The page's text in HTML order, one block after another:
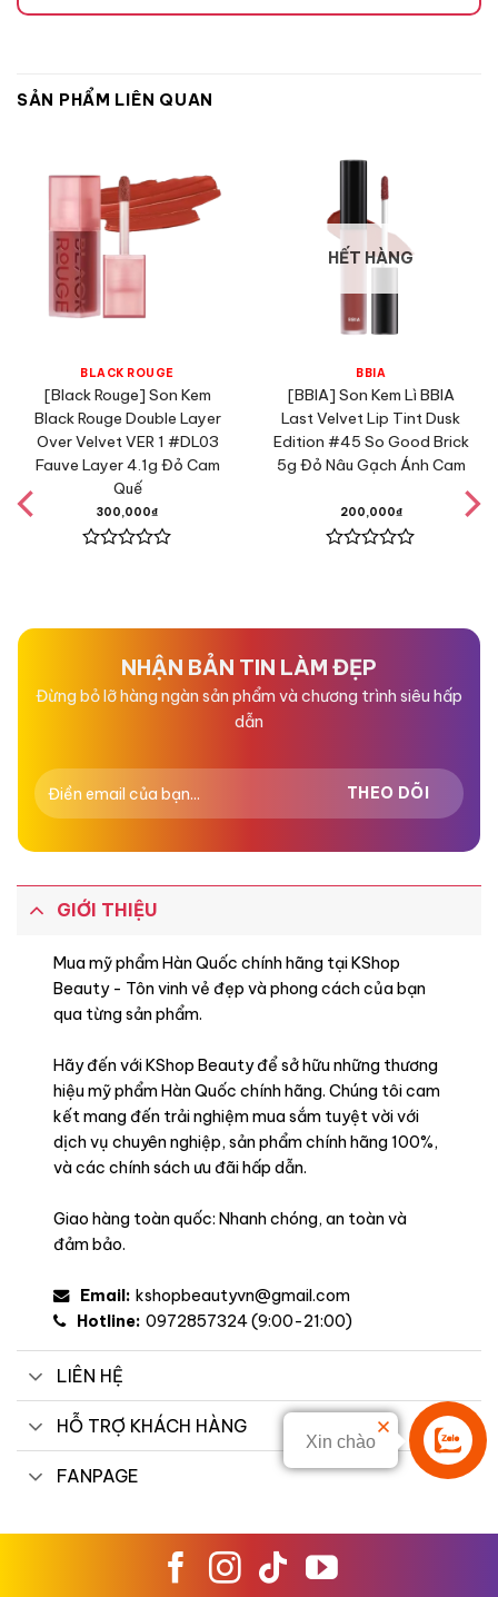
SẢN PHẨM LIÊN QUAN
BLACK ROUGE
[Black Rouge] Son Kem
Black Rouge Double Layer
Over Velvet VER 1 #DL03
Fauve Layer 4.1g Đỏ Cam
Quế
300,000₫
5
HẾT HÀNG
BBIA
[BBIA] Son Kem Lì BBIA
Last Velvet Lip Tint Dusk
Edition #45 So Good Brick
5g Đỏ Nâu Gạch Ánh Cam
200,000₫
5
Liên hệ
Xin chào
NHẬN BẢN TIN LÀM ĐẸP
Đừng bỏ lỡ hàng ngàn sản phẩm và chương trình siêu hấp
dẫn
GIỚI THIỆU
Mua mỹ phẩm Hàn Quốc chính hãng tại KShop
Beauty - Tôn vinh vẻ đẹp và phong cách của bạn
qua từng sản phẩm.
Hãy đến với KShop Beauty để sở hữu những thương
hiệu mỹ phẩm Hàn Quốc chính hãng. Chúng tôi cam
kết mang đến trải nghiệm mua sắm tuyệt vời với
dịch vụ chuyên nghiệp, sản phẩm chính hãng 100%,
và các chính sách ưu đãi hấp dẫn.
Giao hàng toàn quốc: Nhanh chóng, an toàn và
đảm bảo.
Email: kshopbeautyvn@gmail.com
Hotline: 0972857324 (9:00-21:00)
LIÊN HỆ
HỖ TRỢ KHÁCH HÀNG
FANPAGE